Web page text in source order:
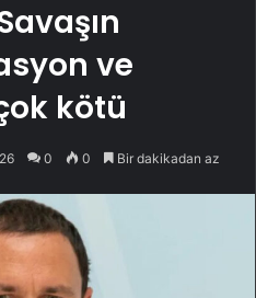
ve
kötü
0 0 Bir dakikadan az